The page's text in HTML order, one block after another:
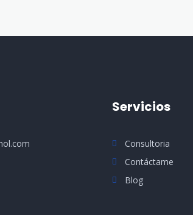
Servicios
Consultoria
Contáctame
Blog